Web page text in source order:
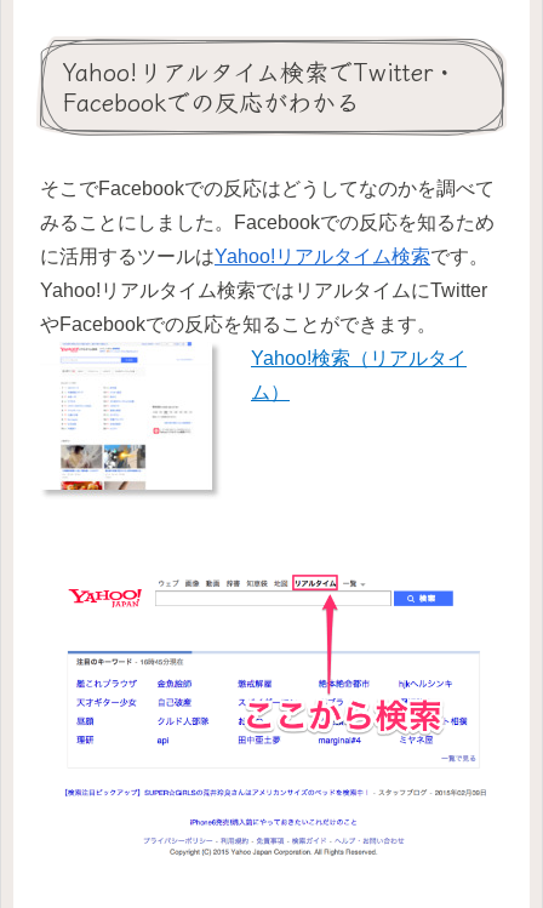
Yahoo!リアルタイム検索でTwitter・
Facebookでの反応がわかる
そこでFacebookでの反応はどうしてなのかを調べて
みることにしました。Facebookでの反応を知るため
に活用するツールはYahoo!リアルタイム検索です。
Yahoo!リアルタイム検索ではリアルタイムにTwitter
やFacebookでの反応を知ることができます。
Yahoo!検索（リアルタイ
ム）